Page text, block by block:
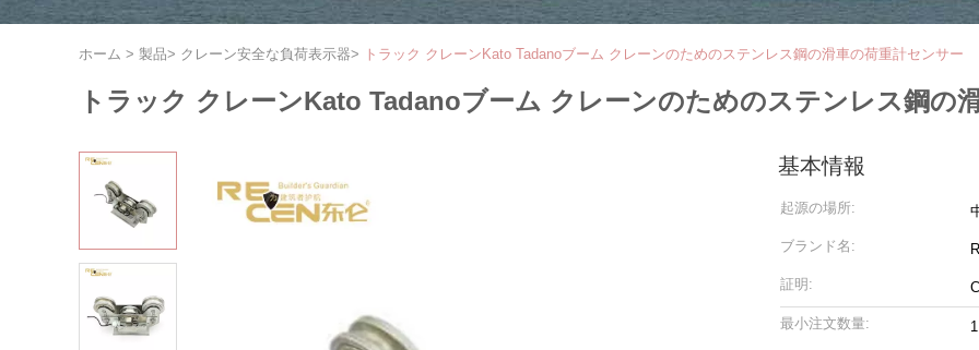
ホーム > 製品> クレーン安全な負荷表示器> トラック クレーンKato Tadanoブーム クレーンのためのステンレス鋼の滑車の荷重計センサー
トラック クレーンKato Tadanoブーム クレーンのためのステンレス鋼の
基本情報
起源の場所:
ブランド名:
証明:
最小注文数量: 1